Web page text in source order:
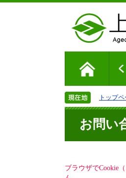
トップ
お問い
ブラウザでCookie